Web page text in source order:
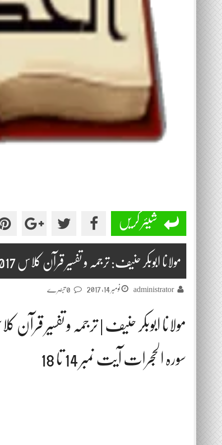
شیئر کریں
مولانا ابوبکر حنیف: ترجمہ و تفسیر قرآن کلاس 2017-11-14
administrator نومبر 14, 2017
مولانا ابوبکر حنیف | ترجمہ و تفسیر قرآن
سورہ الحجرات آیت نمبر 14 تا 18